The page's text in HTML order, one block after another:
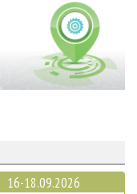
16-18.09.2026